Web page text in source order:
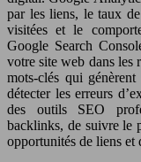
par les liens, le taux
visitées et le
Google Search
votre site web dans les
mots-clés qui
détecter les erreurs
des outils SEO
backlinks, de suivre le
opportunités de liens et